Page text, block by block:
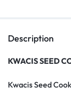
Description
KWACIS SEED
Kwacis Seed